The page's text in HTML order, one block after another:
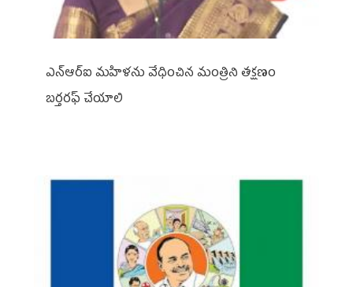
ఎన్ఆర్ఐ మహిళను వేధించిన మంత్రిని త‌క్ష‌ణం
బ‌ర్త‌ర‌ఫ్ చేయాలి